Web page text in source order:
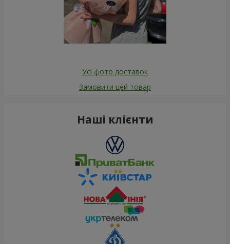
Усі фото доставок
Замовити цей товар
Наші клієнти